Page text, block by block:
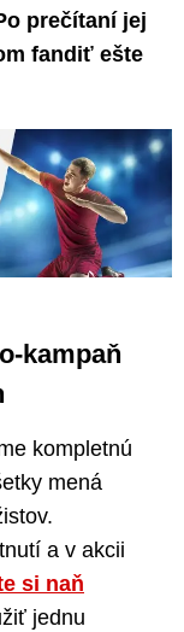
prečítaní jej
fandiť ešte
kampaň
kompletnú
mená
a v akcii
si naň
jednu